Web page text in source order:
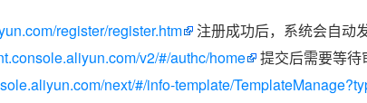
register/register.htm
注册成功后，系统会自动
v2/#/authc/home
提交后需要等待
next/#/info-template/